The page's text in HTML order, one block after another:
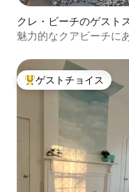
クレ・ビーチのゲスト
魅力的なクアビーチに
大好評のゲストチョイ
ゲストチョイス